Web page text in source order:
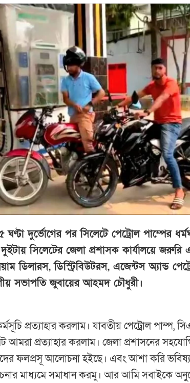
দুর্ভোগের পর সিলেটে পেট্রোল পাম্পের
সিলেটের জেলা প্রশাসক কার্যালয়ে
ডিলারস, ডিস্ট্রিবিউটরস, এজেন্টস অ্যান্ড
সভাপতি জুবায়ের আহমদ চৌধুরী।
প্রত্যাহার করলাম। যাবতীয় পেট্রোল পাম্প,
আমরা প্রত্যাহার করলাম। জেলা প্রশাসনের
ফলপ্রসূ আলোচনা হইছে। এবং আশা করি
মাধ্যমে সমাধান করমু। আর আমি সবাইকে